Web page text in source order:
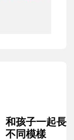
懂父親的